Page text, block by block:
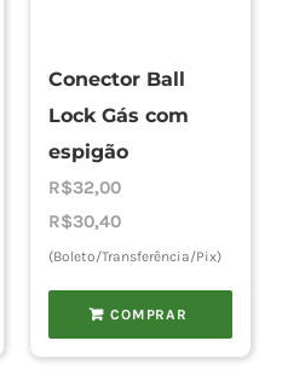
Conector Ball
Lock Gás com
espigão
R$32,00
R$30,40
(Boleto/Transferência/Pix)
COMPRAR